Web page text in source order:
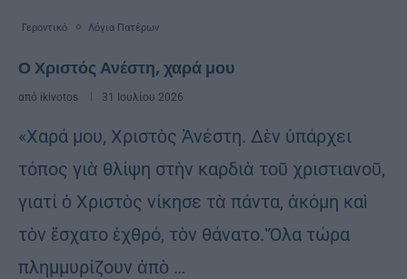
Γεροντικό Λόγια Πατέρων
Ο Χριστός Ανέστη, χαρά μου
από ikivotos 31 Ιουλίου 2026
«Χαρά μου, Χριστὸς Ἀνέστη. Δὲν ὑπάρχει
τόπος γιὰ θλίψη στὴν καρδιὰ τοῦ χριστιανοῦ,
γιατί ὁ Χριστὸς νίκησε τὰ πάντα, ἀκόμη καὶ
τὸν ἔσχατο ἐχθρό, τὸν θάνατο. Ὅλα τώρα
πλημμυρίζουν ἀπὸ …